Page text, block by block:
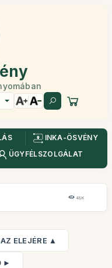
INKA-ÖSVÉNY
ÜGYFÉLSZOLGÁLAT
48K
ELEJÉRE ▲
►